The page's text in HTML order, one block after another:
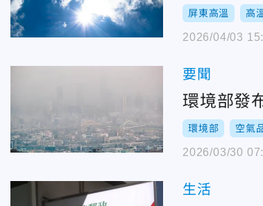
屏東高溫 高
2026/04/03
要聞
環境部發
環境部 空氣
2026/03/30
生活